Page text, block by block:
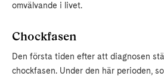
omvälvande i livet.
Chockfasen
Den första tiden efter att diagnosen
chockfasen. Under den här perioden,